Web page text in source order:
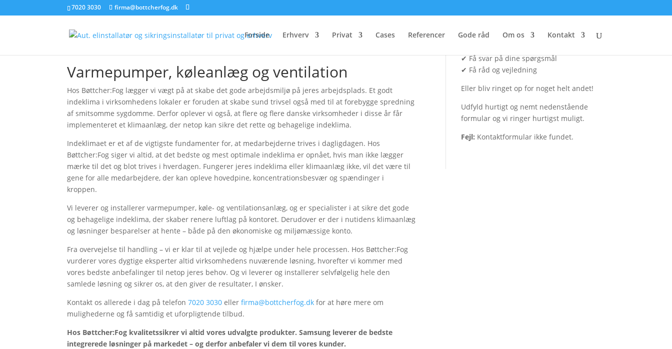
7020 3030 firma@bottcherfog.dk
Forside Erhverv Privat Cases Referencer Gode råd Om os Kontakt
Varmepumper, køleanlæg og ventilation
Hos Bøttcher:Fog lægger vi vægt på at skabe det gode arbejdsmiljø på jeres arbejdsplads. Et godt
indeklima i virksomhedens lokaler er foruden at skabe sund trivsel også med til at forebygge spredning
af smitsomme sygdomme. Derfor oplever vi også, at flere og flere danske virksomheder i disse år får
implementeret et klimaanlæg, der netop kan sikre det rette og behagelige indeklima.
Indeklimaet er et af de vigtigste fundamenter for, at medarbejderne trives i dagligdagen. Hos
Bøttcher:Fog siger vi altid, at det bedste og mest optimale indeklima er opnået, hvis man ikke lægger
mærke til det og blot trives i hverdagen. Fungerer jeres indeklima eller klimaanlæg ikke, vil det være til
gene for alle medarbejdere, der kan opleve hovedpine, koncentrationsbesvær og spændinger i
kroppen.
Vi leverer og installerer varmepumper, køle- og ventilationsanlæg, og er specialister i at sikre det gode
og behagelige indeklima, der skaber renere luftlag på kontoret. Derudover er der i nutidens klimaanlæg
og løsninger besparelser at hente – både på den økonomiske og miljømæssige konto.
Fra overvejelse til handling – vi er klar til at vejlede og hjælpe under hele processen. Hos Bøttcher:Fog
vurderer vores dygtige eksperter altid virksomhedens nuværende løsning, hvorefter vi kommer med
vores bedste anbefalinger til netop jeres behov. Og vi leverer og installerer selvfølgelig hele den
samlede løsning og sikrer os, at den giver de resultater, I ønsker.
Kontakt os allerede i dag på telefon7020 3030 ellerfirma@bottcherfog.dk for at høre mere om
mulighederne og få samtidig et uforpligtende tilbud.
Hos Bøttcher:Fog kvalitetssikrer vi altid vores udvalgte produkter. Samsung leverer de bedste
integrerede løsninger på markedet – og derfor anbefaler vi dem til vores kunder.
Bliv ringet op
✔ Få svar på dine spørgsmål
✔ Få råd og vejledning
Eller bliv ringet op for noget helt andet!
Udfyld hurtigt og nemt nedenstående
formular og vi ringer hurtigst muligt.
Fejl: Kontaktformular ikke fundet.